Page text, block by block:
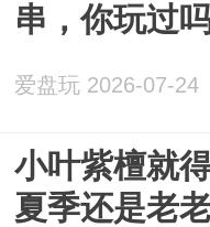
串，你玩过
爱盘玩 2026-07-24
小叶紫檀就
夏季还是老